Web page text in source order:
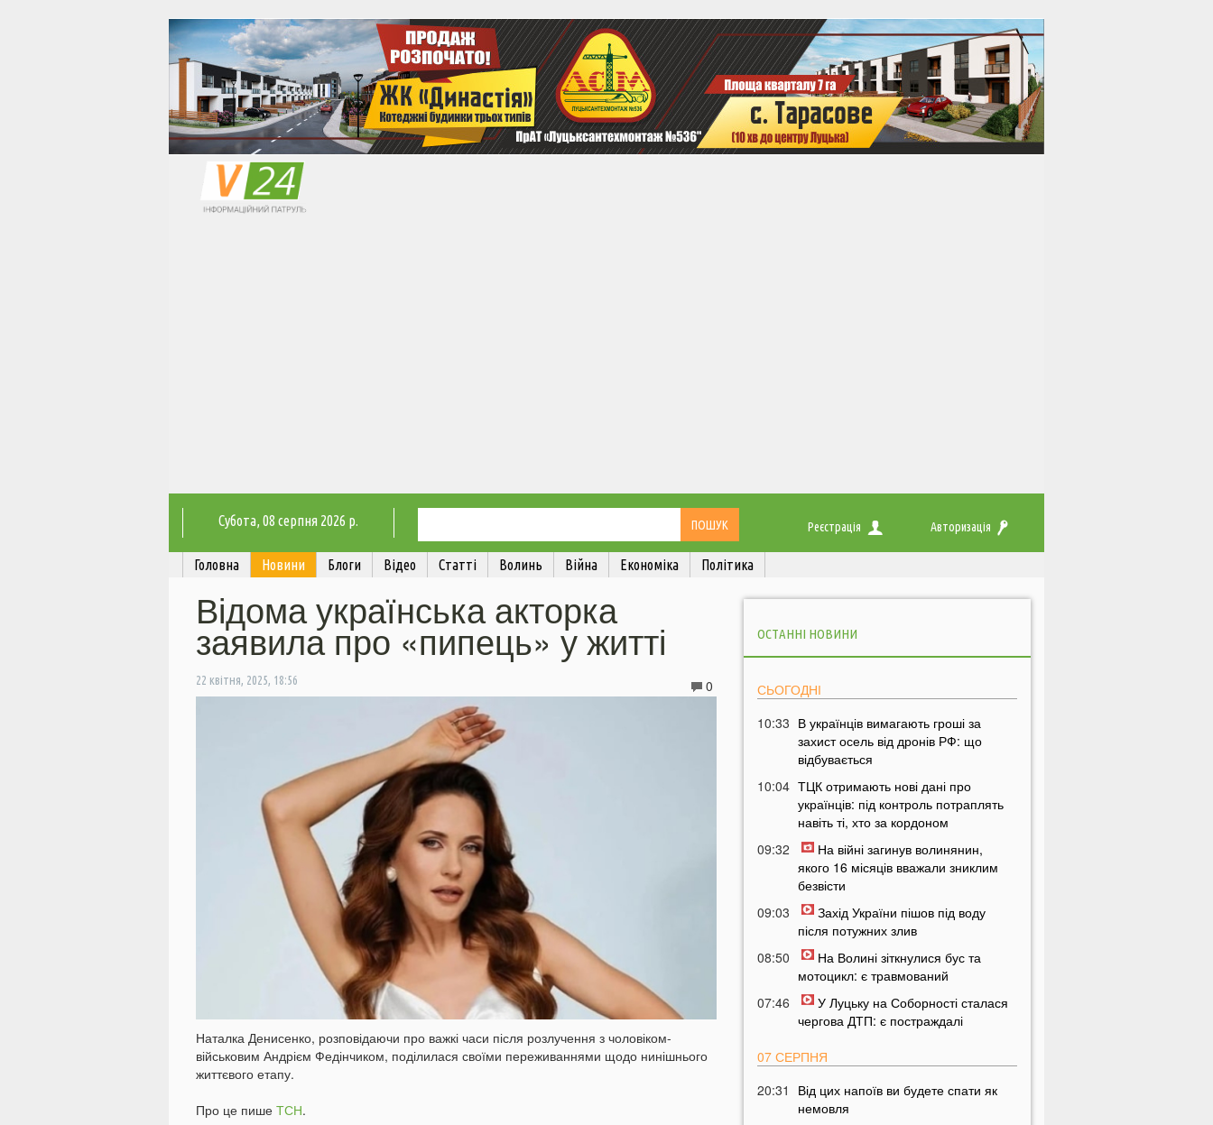
Субота, 08 серпня 2026 р. Реєстрація Авторизація
Головна Новини Блоги Відео Статті Волинь Війна Економіка Політика
Відома українська акторка
заявила про «пипець» у житті
22 квітня, 2025, 18:56 0
Наталка Денисенко, розповідаючи про важкі часи після розлучення з чоловіком-
військовим Андрієм Федінчиком, поділилася своїми переживаннями щодо нинішнього
життєвого етапу.
Про це пише ТСН.
ОСТАННІ НОВИНИ
СЬОГОДНІ
10:33 В українців вимагають гроші за
захист осель від дронів РФ: що
відбувається
10:04 ТЦК отримають нові дані про
українців: під контроль потраплять
навіть ті, хто за кордоном
09:32
На війні загинув волинянин,
якого 16 місяців вважали зниклим
безвісти
09:03
Захід України пішов під воду
після потужних злив
08:50
На Волині зіткнулися бус та
мотоцикл: є травмований
07:46
У Луцьку на Соборності сталася
чергова ДТП: є постраждалі
07 СЕРПНЯ
20:31
Від цих напоїв ви будете спати як
немовля